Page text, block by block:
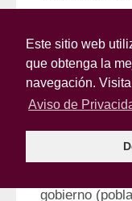
Este sitio web
que obtenga la
navegación.
Aviso de
espacio físico
dispositivo
normalización
sociedades
un doble
Por una
gobierno